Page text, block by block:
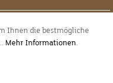
Ihnen die bestmögliche
Mehr Informationen.